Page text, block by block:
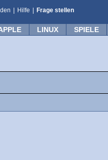
Hilfe Frage stellen
LINUX SPIELE